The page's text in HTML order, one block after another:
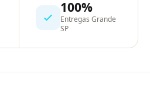
100%
Entregas Grande
SP